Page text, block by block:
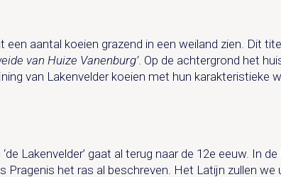
VERHALEN
IN DE OMGEVING
HUISREGELS EN VEELGESTELDE VRAGEN
een aantal koeien grazend in een weiland zien. Dit
van Huize Vanenburg’. Op de achtergrond het
van Lakenvelder koeien met hun karakteristieke
Lakenvelder’ gaat al terug naar de 12e eeuw. In de
het ras al beschreven. Het Latijn zullen we